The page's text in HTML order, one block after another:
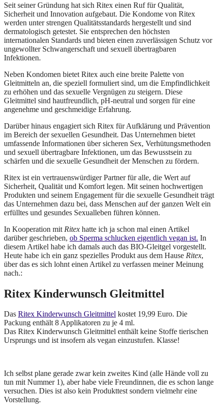
Seit seiner Gründung hat sich Ritex einen Ruf für Qualität,
Sicherheit und Innovation aufgebaut. Die Kondome von Ritex
werden unter strengen Qualitätsstandards hergestellt und sind
dermatologisch getestet. Sie entsprechen den höchsten
internationalen Standards und bieten einen zuverlässigen Schutz vor
ungewollter Schwangerschaft und sexuell übertragbaren
Infektionen.
Neben Kondomen bietet Ritex auch eine breite Palette von
Gleitmitteln an, die speziell formuliert sind, um die Empfindlichkeit
zu erhöhen und das sexuelle Vergnügen zu steigern. Diese
Gleitmittel sind hautfreundlich, pH-neutral und sorgen für eine
angenehme und geschmeidige Erfahrung.
Darüber hinaus engagiert sich Ritex für Aufklärung und Prävention
im Bereich der sexuellen Gesundheit. Das Unternehmen bietet
umfassende Informationen über sicheren Sex, Verhütungsmethoden
und sexuell übertragbare Infektionen, um das Bewusstsein zu
schärfen und die sexuelle Gesundheit der Menschen zu fördern.
Ritex ist ein vertrauenswürdiger Partner für alle, die Wert auf
Sicherheit, Qualität und Komfort legen. Mit seinen hochwertigen
Produkten und seinem Engagement für die sexuelle Gesundheit trägt
das Unternehmen dazu bei, dass Menschen auf der ganzen Welt ein
erfülltes und gesundes Sexualleben führen können.
In Kooperation mit Ritex hatte ich ja schon mal einen Artikel
darüber geschrieben, ob Sperma schlucken eigentlich vegan ist. In
diesem Artikel habe ich damals auch das BIO-Gleitgel vorgestellt.
Heute habe ich ein ganz spezielles Produkt aus dem Hause Ritex,
über das es sich lohnt einen Artikel zu verfassen meiner Meinung
nach.:
Ritex Kinderwunsch Gleitmittel
Das Ritex Kinderwunsch Gleitmittel kostet 19,99 Euro. Die
Packung enthält 8 Applikatoren zu je 4 ml.
Das Ritex Kinderwunsch Gleitmittel enthält keine Stoffe tierischen
Ursprungs und ist insofern als vegan einzustufen. Klasse!
Ich selbst plane gerade zwar kein zweites Kind (alle Hände voll zu
tun mit Nummer 1), aber habe viele Freundinnen, die es schon lange
versuchen. Dies ist also kein Produkttest sondern vielmehr eine
Vorstellung.